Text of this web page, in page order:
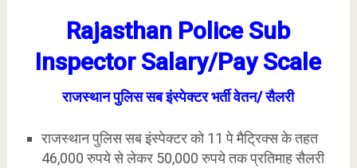
Rajasthan Police Sub
Inspector Salary/Pay Scale
राजस्थान पुलिस सब इंस्पेक्टर भर्ती वेतन/ सैलरी
राजस्थान पुलिस सब इंस्पेक्टर को 11 पे मैट्रिक्स के तहत
46,000 रुपये से लेकर 50,000 रुपये तक प्रतिमाह सैलरी